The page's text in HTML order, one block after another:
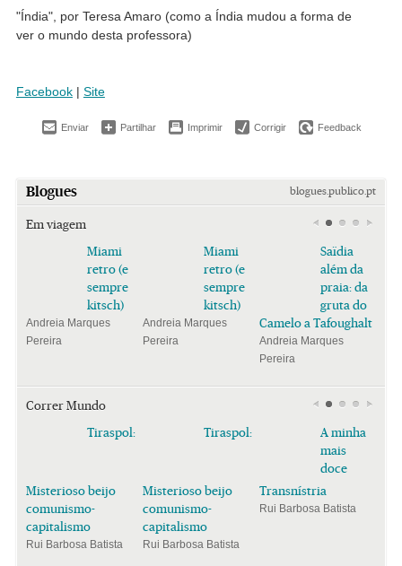
"Índia", por Teresa Amaro (como a Índia mudou a forma de
ver o mundo desta professora)
Facebook| Site
Enviar Partilhar Imprimir Corrigir Feedback
Blogues blogues.publico.pt
Em viagem
Miami
retro (e
sempre
kitsch)
Andreia Marques
Pereira
Miami
retro (e
sempre
kitsch)
Andreia Marques
Pereira
Saïdia
além da
praia: da
gruta do
Camelo a Tafoughalt
Andreia Marques
Pereira
Correr Mundo
Tiraspol:
Misterioso beijo
comunismo-
capitalismo
Rui Barbosa Batista
Tiraspol:
Misterioso beijo
comunismo-
capitalismo
Rui Barbosa Batista
A minha
mais
doce
Transnístria
Rui Barbosa Batista